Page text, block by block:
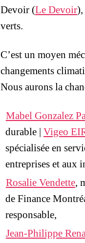
Devoir (Le Devoir),
verts.
C’est un moyen
changements
Nous aurons la
Mabel Gonzalez
durable | Vigeo
spécialisée en
entreprises et aux
Rosalie Vendette,
de Finance
responsable,
Jean-Philippe